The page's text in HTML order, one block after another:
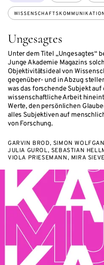
Ungesagtes
Unter dem Titel „Ungesagtes“
Junge Akademie Magazins
Objektivitätsideal von
gegenüber- und in Abzug
was das forschende Subjekt
wissenschaftliche Arbeit
Werte, den persönlichen
alles Subjektiven auf
von Forschung.
GARVIN BROD, SIMON
JULIA GUROL, SEBASTIAN
VIOLA PRIESEMANN, MIRA